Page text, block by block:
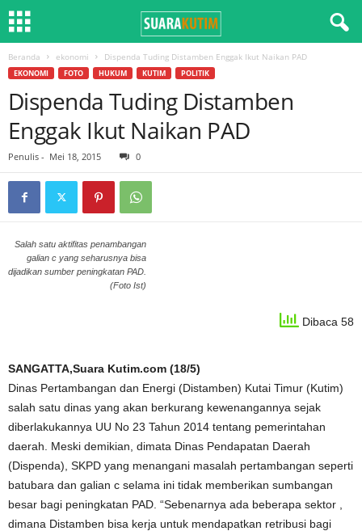
Beranda ekonomi Dispenda Tuding Distamben Enggak Ikut Naikan PAD
EKONOMI FOTO HUKUM KUTIM POLITIK
Dispenda Tuding Distamben
Enggak Ikut Naikan PAD
Penulis - Mei 18, 2015 0
Salah satu aktifitas penambangan
galian c yang seharusnya bisa
dijadikan sumber peningkatan PAD.
(Foto Ist)
Dibaca 58
SANGATTA,Suara Kutim.com (18/5)
Dinas Pertambangan dan Energi (Distamben) Kutai Timur (Kutim)
salah satu dinas yang akan berkurang kewenangannya sejak
diberlakukannya UU No 23 Tahun 2014 tentang pemerintahan
daerah. Meski demikian, dimata Dinas Pendapatan Daerah
(Dispenda), SKPD yang menangani masalah pertambangan seperti
batubara dan galian c selama ini tidak memberikan sumbangan
besar bagi peningkatan PAD. “Sebenarnya ada beberapa sektor ,
dimana Distamben bisa kerja untuk mendapatkan retribusi bagi